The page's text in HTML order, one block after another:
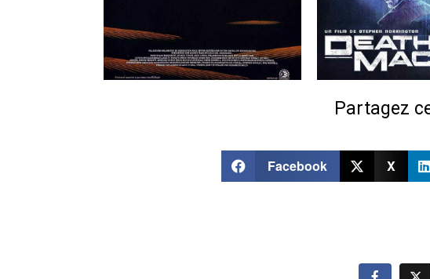
Partagez
Facebook X